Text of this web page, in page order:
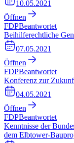
10.05.2021
Öffnen
FDPBeantwortet
Beihilferechtliche
07.05.2021
Öffnen
FDPBeantwortet
Konferenz zur
04.05.2021
Öffnen
FDPBeantwortet
Kenntnisse der
dem Elbtower-